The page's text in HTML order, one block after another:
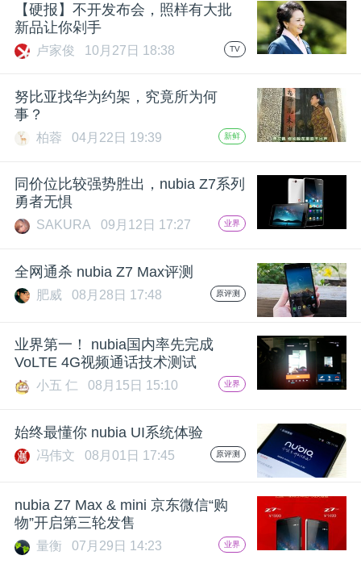
【硬报】不开发布会，照样有大批
新品让你剁手
卢家俊 10月27日 18:38 TV
努比亚找华为约架，究竟所为何
事？
柏蓉 04月22日 19:39 新鲜
同价位比较强势胜出，nubia Z7系列
勇者无惧
SAKURA 09月12日 17:27 业界
全网通杀 nubia Z7 Max评测
肥威 08月28日 17:48 原评测
业界第一！ nubia国内率先完成
VoLTE 4G视频通话技术测试
小五 仁 08月15日 15:10 业界
始终最懂你 nubia UI系统体验
冯伟文 08月01日 17:45 原评测
nubia Z7 Max & mini 京东微信“购
物”开启第三轮发售
量衡 07月29日 14:23 业界